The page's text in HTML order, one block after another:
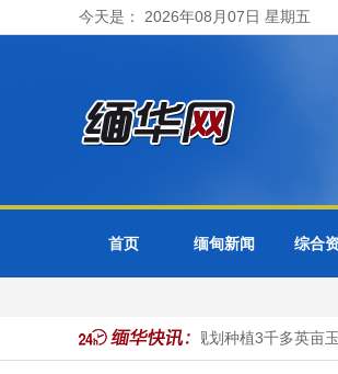
今天是： 2026年08月07日 星期五
首页 缅甸新闻 综合
实皆省明景县区今年雨季规划种植3千多英亩玉